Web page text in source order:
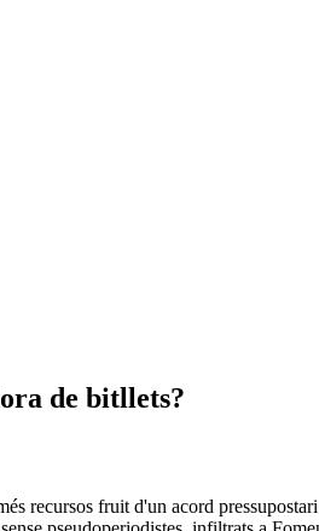
de bitllets?
recursos fruit d'un acord